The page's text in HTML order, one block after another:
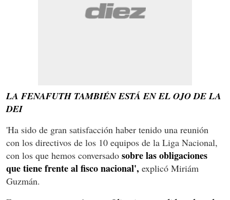
LA FENAFUTH TAMBIÉN ESTÁ EN EL OJO DE LA
DEI
'Ha sido de gran satisfacción haber tenido una reunión
con los directivos de los 10 equipos de la Liga Nacional,
con los que hemos conversado sobre las obligaciones
que tiene frente al fisco nacional', explicó Miriám
Guzmán.